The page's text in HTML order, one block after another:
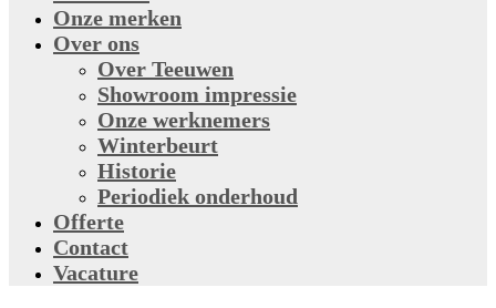
Onze merken
Over ons
Over Teeuwen
Showroom impressie
Onze werknemers
Winterbeurt
Historie
Periodiek onderhoud
Offerte
Contact
Vacature